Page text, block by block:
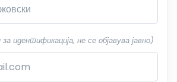
идентификација, не се објавува јавно)